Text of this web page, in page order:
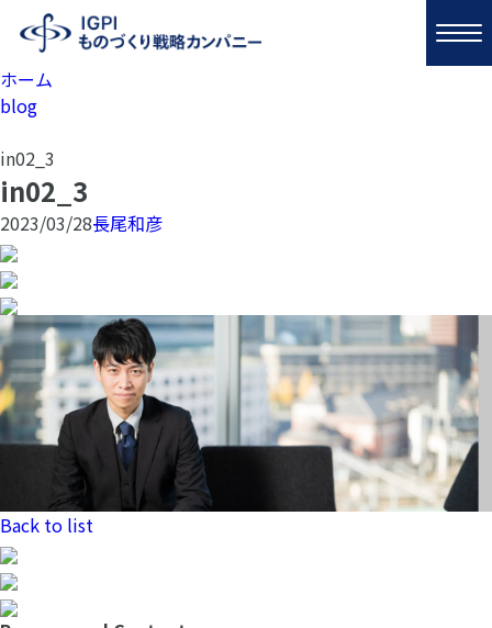
ホーム
blog
in02_3
in02_3
2023/03/28長尾和彦
Back to list